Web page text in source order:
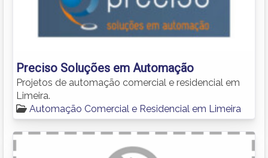
Preciso Soluções em Automação
Projetos de automação comercial e residencial em
Limeira.
Automação Comercial e Residencial em Limeira